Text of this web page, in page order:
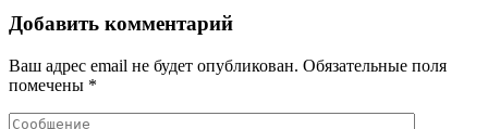
Добавить комментарий
Ваш адрес email не будет опубликован. Обязательные поля
помечены *